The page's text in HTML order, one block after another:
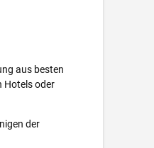
aus besten
Hotels oder
der